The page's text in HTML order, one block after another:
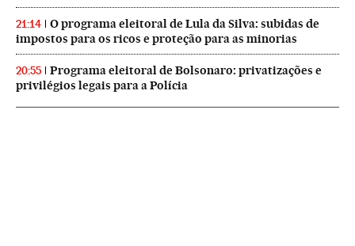
21:14
O programa eleitoral de Lula da Silva: subidas de
impostos para os ricos e proteção para as minorias
20:55
Programa eleitoral de Bolsonaro: privatizações e
privilégios legais para a Polícia